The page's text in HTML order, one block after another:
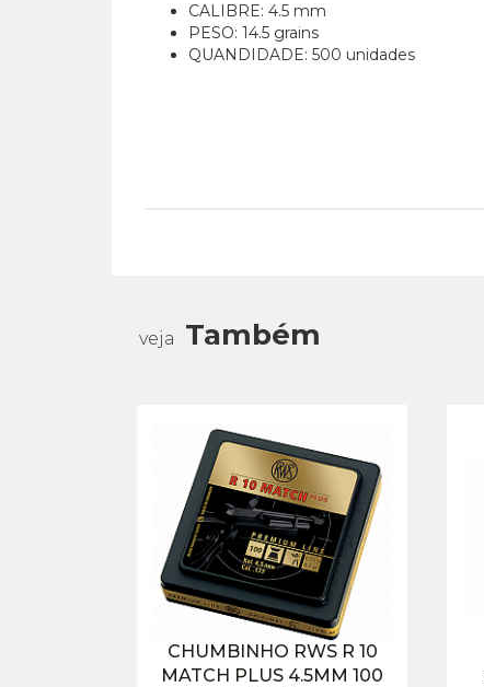
CALIBRE: 4.5 mm
PESO: 14.5 grains
QUANDIDADE: 500 unidades
veja Também
CHUMBINHO RWS R 10
MATCH PLUS 4.5MM 100